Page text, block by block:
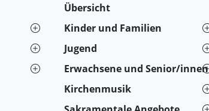
Übersicht
Kinder und Familien
Jugend
Erwachsene und Senior/innen
Kirchenmusik